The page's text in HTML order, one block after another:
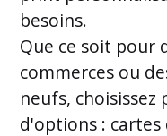
besoins.
Que ce soit pour
commerces ou
neufs,
d'options : cartes